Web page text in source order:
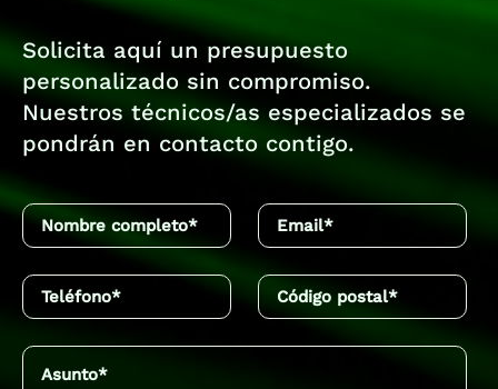
Solicita aquí un presupuesto
personalizado sin compromiso.
Nuestros técnicos/as especializados se
pondrán en contacto contigo.